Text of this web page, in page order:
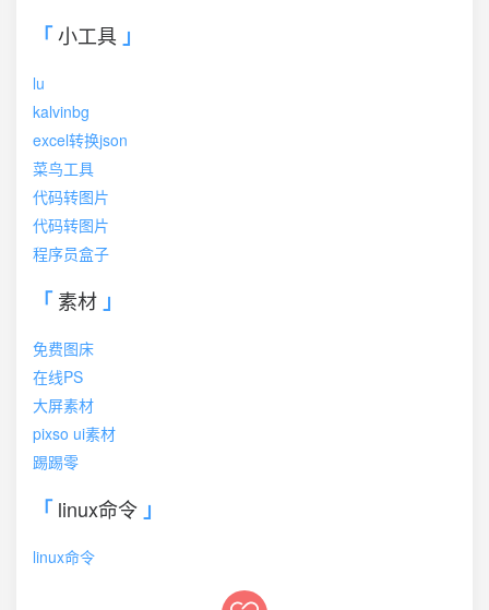
小工具
lu
kalvinbg
excel转换json
菜鸟工具
代码转图片
代码转图片
程序员盒子
素材
免费图床
在线PS
大屏素材
pixso ui素材
踢踢零
linux命令
linux命令